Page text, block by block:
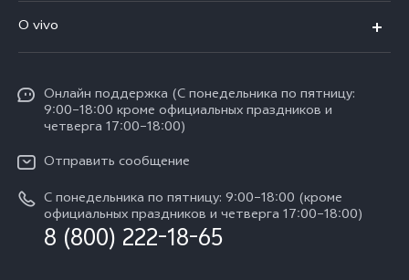
V70
Y31d
Y11d
V60 Lite
V40 Lite
Y04s
FAQs
Funtouch OS
Сервисные центры
IMEI аутентификация
Запрос стоимости запчастей
Обновление системы
O vivo
Пресс-центр
Карьера в vivo
Юридическая информация
О нас
Социальная ответственность
Oнлайн поддержка (С понедельника по пятницу:
9:00–18:00 кроме официальных праздников и
четверга 17:00–18:00)
Отправить сообщение
С понедельника по пятницу: 9:00–18:00 (кроме
официальных праздников и четверга 17:00–18:00)
8 (800) 222-18-65